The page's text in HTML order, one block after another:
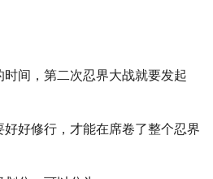
间，第二次忍界大战就要发起
好修行，才能在席卷了整个忍界